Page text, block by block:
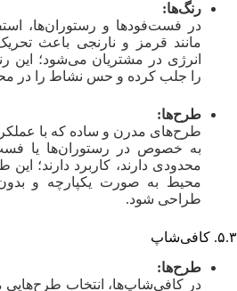
رنگ‌ها:
در فست‌فودها و رستوران‌ها،
مانند قرمز و نارنجی باعث
انرژی در مشتریان می‌شود؛ این
را جلب کرده و حس نشاط را در
طرح‌ها:
طرح‌های مدرن و ساده که با
به خصوص در رستوران‌ها یا
محدودی دارند، کاربرد دارند؛
محیط به صورت یکپارچه و
طراحی شود.
۵.۳. کافی‌شاپ
طرح‌ها:
در کافی‌شاپ‌ها، انتخاب طرح‌هایی